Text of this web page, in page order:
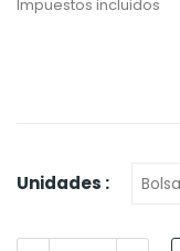
Impuestos incluidos
Unidades :